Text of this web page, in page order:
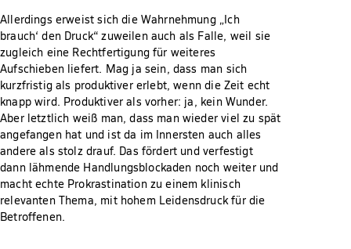
Allerdings erweist sich die Wahrnehmung „Ich
brauch‘ den Druck“ zuweilen auch als Falle, weil sie
zugleich eine Rechtfertigung für weiteres
Aufschieben liefert. Mag ja sein, dass man sich
kurzfristig als produktiver erlebt, wenn die Zeit echt
knapp wird. Produktiver als vorher: ja, kein Wunder.
Aber letztlich weiß man, dass man wieder viel zu spät
angefangen hat und ist da im Innersten auch alles
andere als stolz drauf. Das fördert und verfestigt
dann lähmende Handlungsblockaden noch weiter und
macht echte Prokrastination zu einem klinisch
relevanten Thema, mit hohem Leidensdruck für die
Betroffenen.